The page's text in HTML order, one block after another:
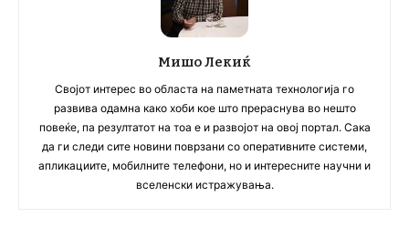
Мишо Лекиќ
Својот интерес во областа на паметната технологија го
развива одамна како хоби кое што прераснува во нешто
повеќе, па резултатот на тоа е и развојот на овој портал. Сака
да ги следи сите новини поврзани со оперативните системи,
апликациите, мобилните телефони, но и интересните научни и
вселенски истражувања.